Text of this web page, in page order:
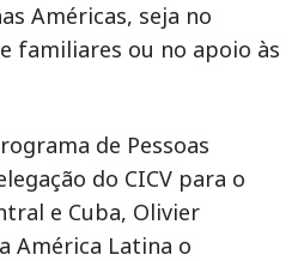
Américas, seja no
familiares ou no apoio às
de Pessoas
do CICV para o
e Cuba, Olivier
América Latina o